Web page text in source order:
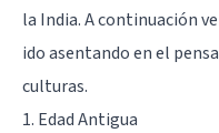
la India. A continuación
ido asentando en el
culturas.
1. Edad Antigua